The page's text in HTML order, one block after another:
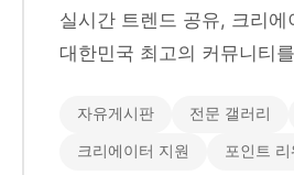
실시간 트렌드 공유, 크리에
대한민국 최고의 커뮤니티
자유게시판 전문 갤러리
크리에이터 지원 포인트 리